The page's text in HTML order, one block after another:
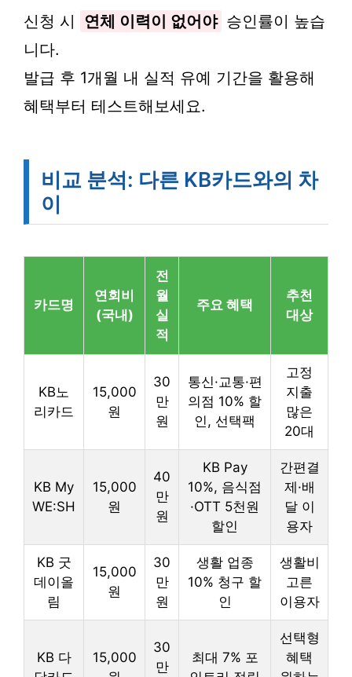
신청 시 연체 이력이 없어야 승인률이 높습
니다.
발급 후 1개월 내 실적 유예 기간을 활용해
혜택부터 테스트해보세요.
비교 분석: 다른 KB카드와의 차
이
카드명
연회비
(국내)
전
월
실
적
주요 혜택
추천
대상
KB노
리카드
15,000
원
30
만
원
통신·교통·편
의점 10% 할
인, 선택팩
고정
지출
많은
20대
KB My
WE:SH
15,000
원
40
만
원
KB Pay
10%, 음식점
·OTT 5천원
할인
간편결
제·배
달 이
용자
KB 굿
데이올
림
15,000
원
30
만
원
생활 업종
10% 청구 할
인
생활비
고른
이용자
KB 다
15,000
30
만
최대 7% 포
선택형
혜택